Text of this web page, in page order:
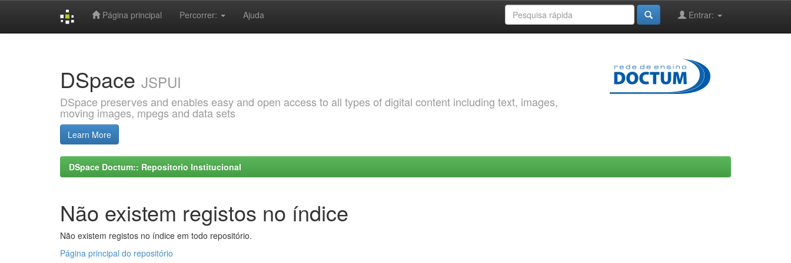
Página principal Percorrer: Ajuda Entrar:
DSpace JSPUI
DSpace preserves and enables easy and open access to all types of digital content including text, images,
moving images, mpegs and data sets
Learn More
DSpace Doctum:: Repositorio Institucional
Não existem registos no índice
Não existem registos no índice em todo repositório.
Página principal do repositório